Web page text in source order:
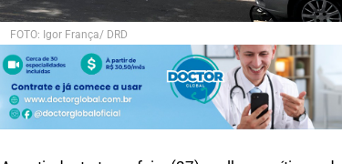
FOTO: Igor França/ DRD